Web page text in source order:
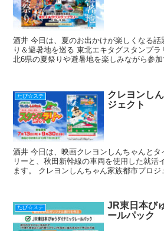
酒井 今日は、夏のお出かけが楽しくなる
り＆避暑地を巡る 東北エキタグスタンプ
北6県の夏祭りや避暑地を楽しみながら参
たび☆ステ
クレヨンし
ジェクト
酒井 今日は、映画クレヨンしんちゃんとタ
リーと、秋田新幹線の車両を使用した就活
ます。 クレヨンしんちゃん家族都市プロジ
たび☆ステ
JR東日本び
ールパック